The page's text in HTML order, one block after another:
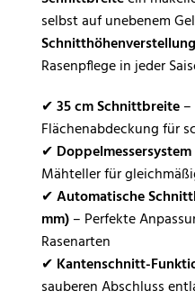
selbst auf unebenem
Schnitthöhenverstellung
Rasenpflege in jeder
✔35 cm Schnittbreite–
Flächenabdeckung für
✔ Doppelmessersystem
Mähteller für
✔Automatische
mm)– Perfekte
Rasenarten
✔ Kantenschnitt-
sauberen Abschluss